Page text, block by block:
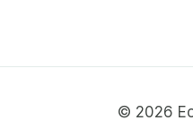
© 2026